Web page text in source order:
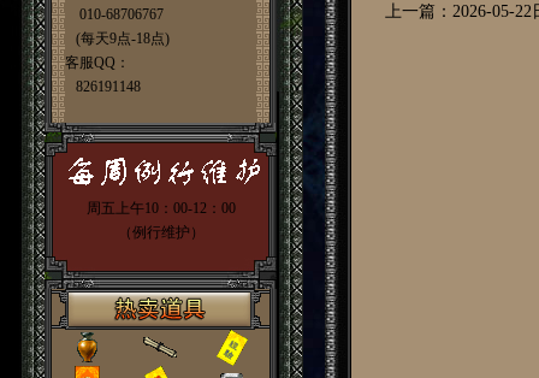
010-68706767
(每天9点-18点)
客服QQ：
826191148
周五上午10：00-12：00
（例行维护）
上一篇：2026-05-22